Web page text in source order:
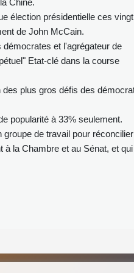
élection présidentielle ces vingt
de John McCain.
et l'agrégateur de
Etat-clé dans la course
plus gros défis des
popularité à 33% seulement.
de travail pour réconcilier
la Chambre et au Sénat, et qui